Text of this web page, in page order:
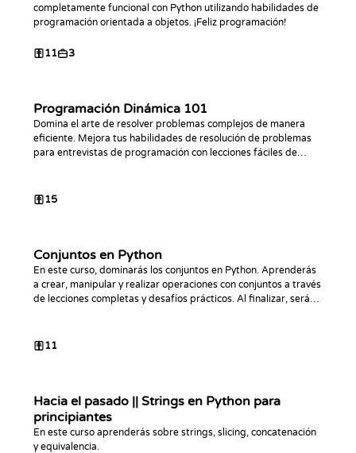
completamente funcional con Python utilizando habilidades de
programación orientada a objetos. ¡Feliz programación!
11 3
Programación Dinámica 101
Domina el arte de resolver problemas complejos de manera
eficiente. Mejora tus habilidades de resolución de problemas
para entrevistas de programación con lecciones fáciles de
15
Conjuntos en Python
En este curso, dominarás los conjuntos en Python. Aprenderás
a crear, manipular y realizar operaciones con conjuntos a través
de lecciones completas y desafíos prácticos. Al finalizar, serás
11
Hacia el pasado || Strings en Python para
principiantes
En este curso aprenderás sobre strings, slicing, concatenación
y equivalencia.